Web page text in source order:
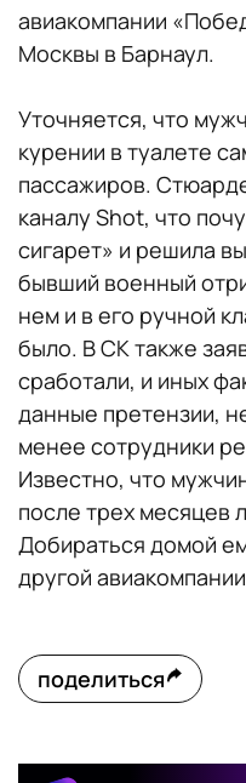
авиакомпании
Москвы в Барнаул.
Уточняется, что
курении в туалете
пассажиров.
каналу Shot, что
сигарет» и решила
бывший военный
нем и в его ручной
было. В СК также
сработали, и иных
данные претензии,
менее сотрудники
Известно, что
после трех месяцев
Добираться домой
другой
поделиться